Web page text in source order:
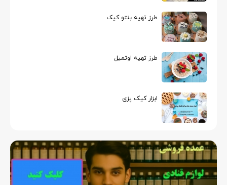
طرز تهیه بنتو کیک
طرز تهیه اوتمیل
ابزار کیک پزی